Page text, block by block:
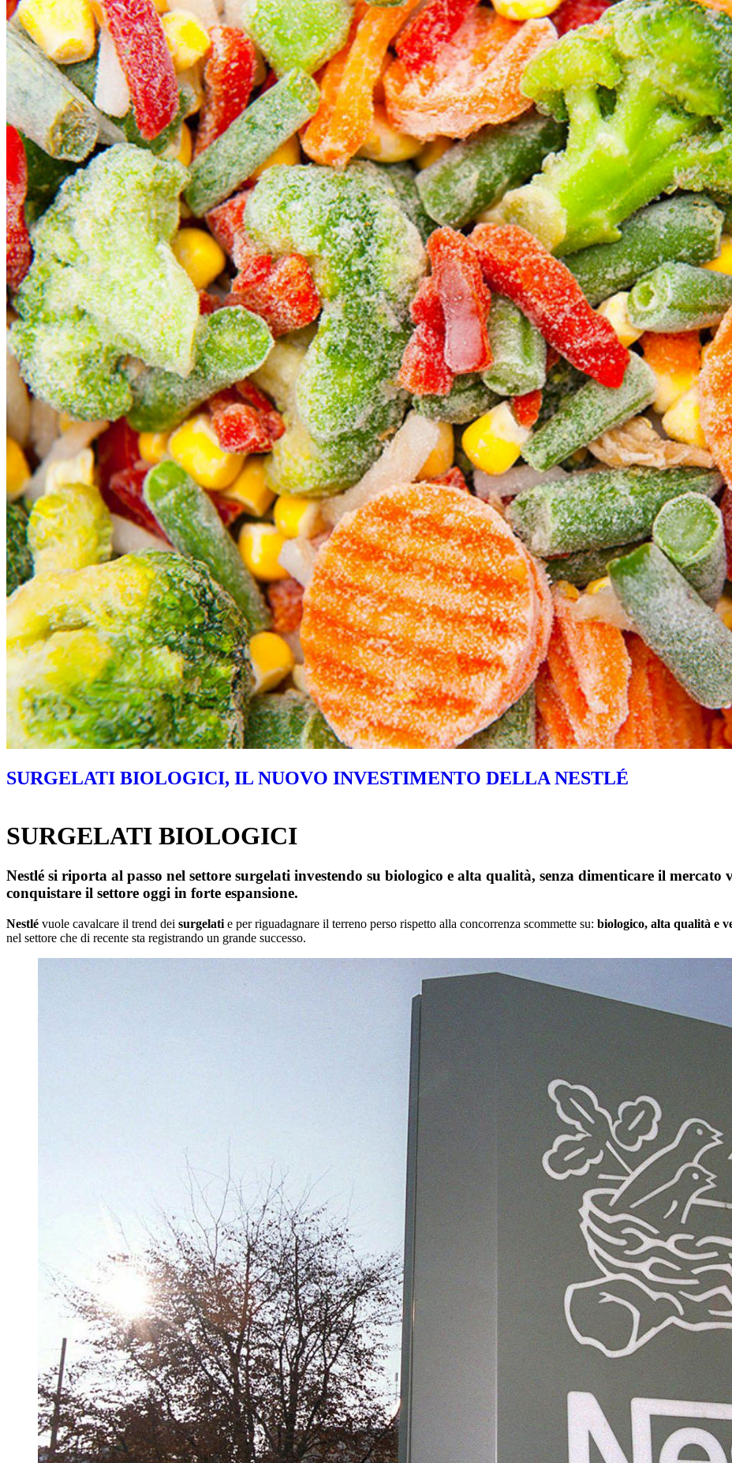
SURGELATI BIOLOGICI, IL NUOVO INVESTIMENTO DELLA NESTLÉ
SURGELATI BIOLOGICI
Nestlé si riporta al passo nel settore surgelati investendo su biologico e alta qualità, senza dimenticare il
conquistare il settore oggi in forte espansione.
Nestlé vuole cavalcare il trend dei surgelati e per riguadagnare il terreno perso rispetto alla concorrenza scommette su: biologico, alta qualità e
nel settore che di recente sta registrando un grande successo.